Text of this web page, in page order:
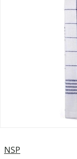
NSP